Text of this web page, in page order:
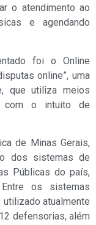
o atendimento ao
e agendando
foi o Online
online”, uma
que utiliza meios
com o intuito de
de Minas Gerais,
dos sistemas de
Públicas do país,
os sistemas
atualmente
defensorias, além